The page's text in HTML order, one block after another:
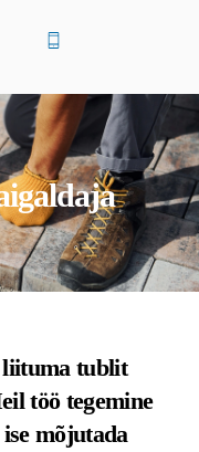
liituma tublit
töö tegemine
ise mõjutada